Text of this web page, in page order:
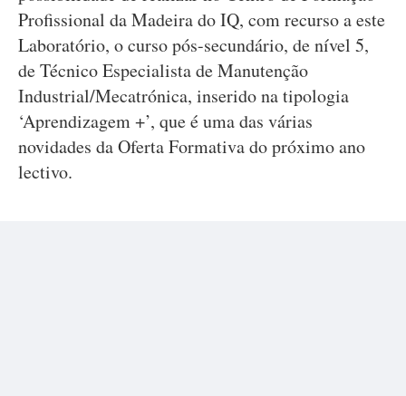
Profissional da Madeira do IQ, com recurso a este
Laboratório, o curso pós-secundário, de nível 5,
de Técnico Especialista de Manutenção
Industrial/Mecatrónica, inserido na tipologia
‘Aprendizagem +’, que é uma das várias
novidades da Oferta Formativa do próximo ano
lectivo.